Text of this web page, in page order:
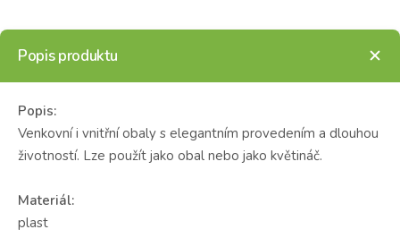
Popis produktu
Popis:
Venkovní i vnitřní obaly s elegantním provedením a dlouhou
životností. Lze použít jako obal nebo jako květináč.
Materiál:
plast